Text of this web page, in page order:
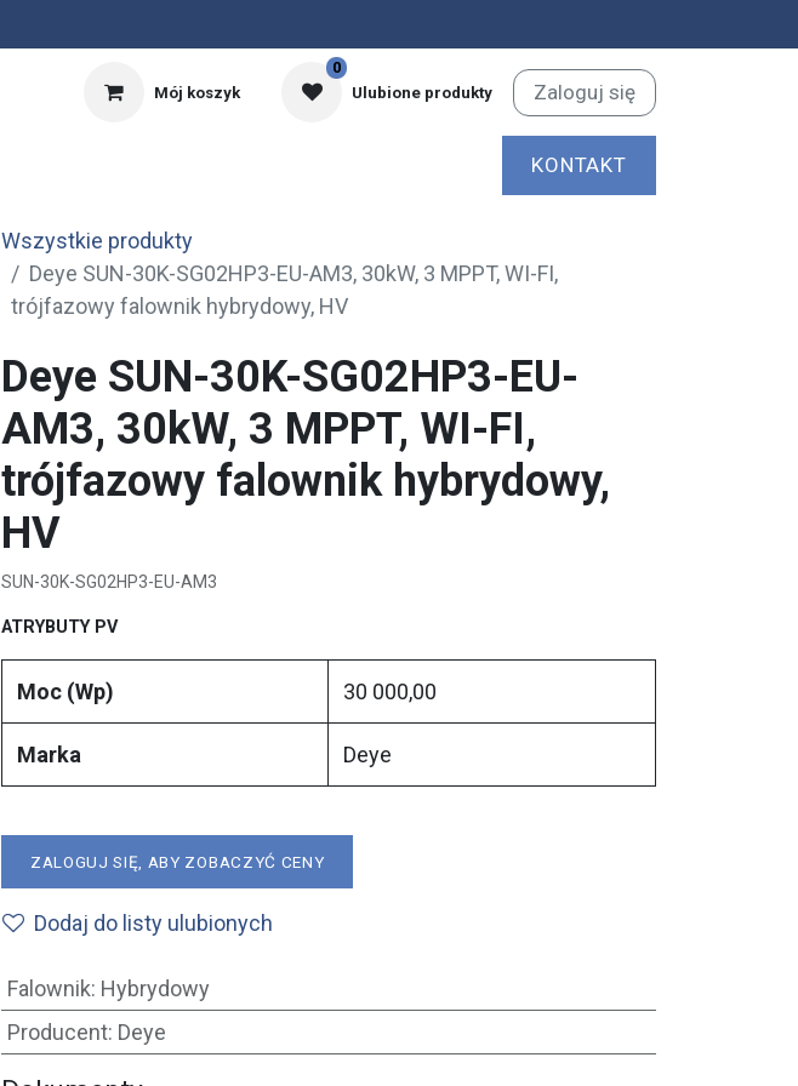
Mój koszyk
0
Ulubione produkty
Zaloguj się
KONTAKT
Wszystkie produkty
Deye SUN-30K-SG02HP3-EU-AM3, 30kW, 3 MPPT, WI-FI,
trójfazowy falownik hybrydowy, HV
Deye SUN-30K-SG02HP3-EU-
AM3, 30kW, 3 MPPT, WI-FI,
trójfazowy falownik hybrydowy,
HV
SUN-30K-SG02HP3-EU-AM3
ATRYBUTY PV
Moc (Wp) 30 000,00
Marka Deye
ZALOGUJ SIĘ, ABY ZOBACZYĆ CENY
Dodaj do listy ulubionych
Falownik: Hybrydowy
Producent: Deye